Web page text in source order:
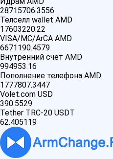
28715706.3556
Телселл wallet AMD
17603220.22
VISA/MC/ArCA AMD
6671190.4579
Внутренний счет AMD
994953.16
Пополнение телефона AMD
1777807.3447
Volet.com USD
390.5529
Tether TRC-20 USDT
62.405119